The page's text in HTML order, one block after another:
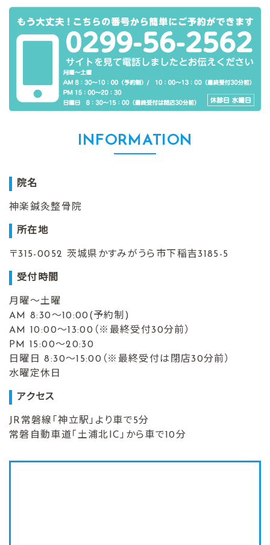
INFORMATION
院名
神楽鍼灸整骨院
所在地
〒315-0052 茨城県かすみがうら市下稲吉3185-5
受付時間
月曜～土曜
AM 8:30～10:00(予約制)
AM 10:00～13:00（※最終受付30分前）
PM 15:00～20:30
日曜日 8:30～15:00（※最終受付は閉店30分前）
水曜定休日
アクセス
JR常磐線「神立駅」より車で5分
常磐自動車道「土浦北IC」から車で10分